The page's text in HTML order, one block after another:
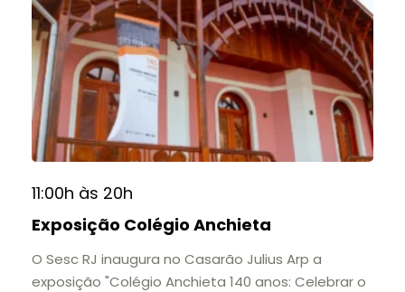
11:00h às 20h
Exposição Colégio Anchieta
O Sesc RJ inaugura no Casarão Julius Arp a
exposição "Colégio Anchieta 140 anos: Celebrar o